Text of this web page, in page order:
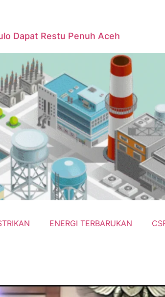
Dapat Restu Penuh Aceh
ENERGI TERBARUKAN